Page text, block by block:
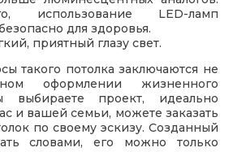
использование LED-ламп
для здоровья.
приятный глазу свет.
такого потолка заключаются не
оформлении жизненного
выбираете проект, идеально
и вашей семьи, можете заказать
по своему эскизу. Созданный
словами, его можно только